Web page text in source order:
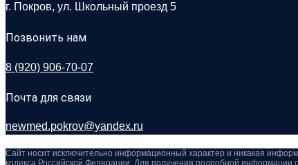
г. Покров, ул. Школьный проезд 5
Позвонить нам
8 (920) 906-70-07
Почта для связи
newmed.pokrov@yandex.ru
Сайт носит исключительно информационный характер и никакая
кодекса Российской Федерации. Для получения подробной информации